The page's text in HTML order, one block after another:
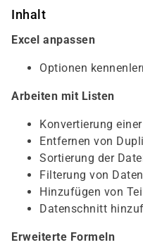
Inhalt
Excel anpassen
Optionen
Arbeiten mit Listen
Konvertierung
Entfernen von
Sortierung der
Filterung von
Hinzufügen von
Datenschnitt
Erweiterte Formeln